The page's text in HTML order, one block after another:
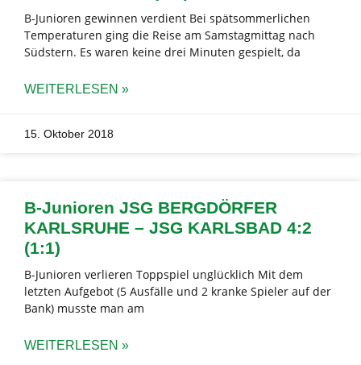
B-Junioren gewinnen verdient Bei spätsommerlichen
Temperaturen ging die Reise am Samstagmittag nach
Südstern. Es waren keine drei Minuten gespielt, da
WEITERLESEN »
15. Oktober 2018
B-Junioren JSG BERGDÖRFER
KARLSRUHE – JSG KARLSBAD 4:2
(1:1)
B-Junioren verlieren Toppspiel unglücklich Mit dem
letzten Aufgebot (5 Ausfälle und 2 kranke Spieler auf der
Bank) musste man am
WEITERLESEN »